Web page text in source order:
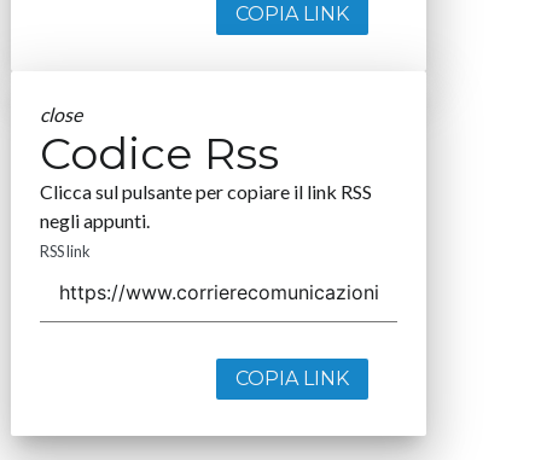
COPIA LINK
close
Codice Rss
Clicca sul pulsante per copiare il link RSS
negli appunti.
RSS link
COPIA LINK